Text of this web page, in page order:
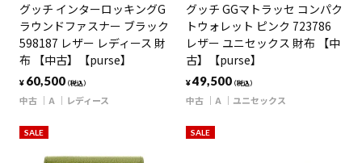
グッチ インターロッキングG
ラウンドファスナー ブラック
598187 レザー レディース 財
布 【中古】【purse】
¥ 60,500（税込）
中古 A レディース
グッチ GGマトラッセ コンパク
トウォレット ピンク 723786
レザー ユニセックス 財布 【中
古】【purse】
¥49,500（税込）
中古 A ユニセックス
SALE SALE